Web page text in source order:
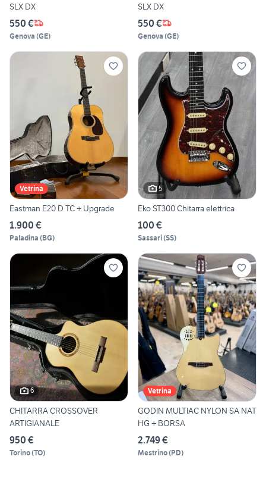
SLX DX
550 €
Genova (GE)
SLX DX
550 €
Genova (GE)
Vetrina
Eastman E20 D TC + Upgrade
1.900 €
Paladina (BG)
5
Eko ST300 Chitarra elettrica
100 €
Sassari(SS)
6
CHITARRA CROSSOVER
ARTIGIANALE
950 €
Torino(TO)
Vetrina
GODIN MULTIAC NYLON SA NAT
HG + BORSA
2.749 €
Mestrino(PD)